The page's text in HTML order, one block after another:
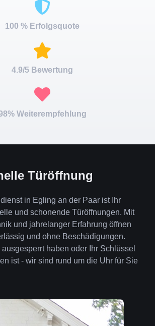
100 % Erfolgsquote
4.9/5 Bewertung
Weiterempfehlung
Türöffnung
in Egling an der Paar ist Ihr
und schonende Türöffnungen. Mit
und jahrelanger Erfahrung öffnen
und ohne Beschädigungen.
haben oder Ihr Schlüssel
ist - wir sind rund um die Uhr für Sie